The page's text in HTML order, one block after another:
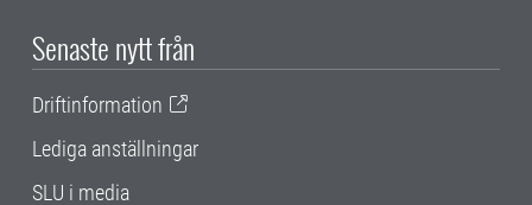
Senaste nytt från
Driftinformation
Lediga anställningar
SLU i media